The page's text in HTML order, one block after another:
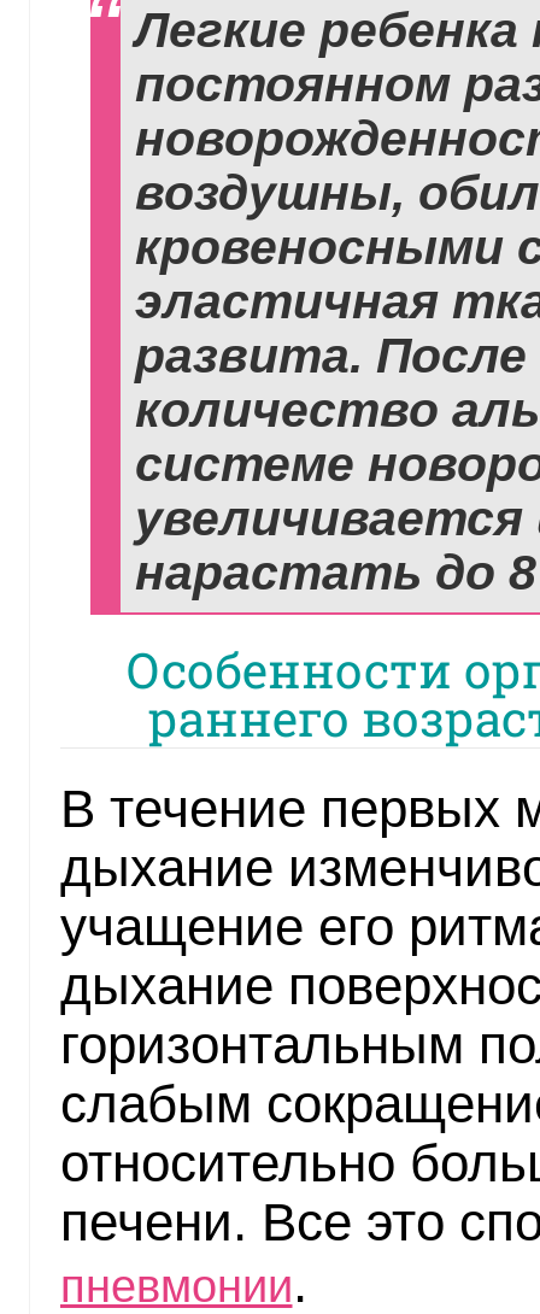
Легкие
постоянном
воздушны,
кровеносными
эластичная
развита.
количество
системе
нарастать до
Особенности
раннего
В течение первых
дыхание
учащение его
дыхание
горизонтальным
слабым
относительно
печени. Все это
пневмонии.